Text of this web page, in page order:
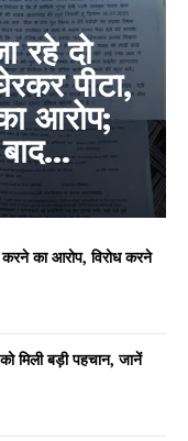
रहे दो
पीटा,
आरोप;
करने का आरोप, विरोध करने
मिली बड़ी पहचान, जानें